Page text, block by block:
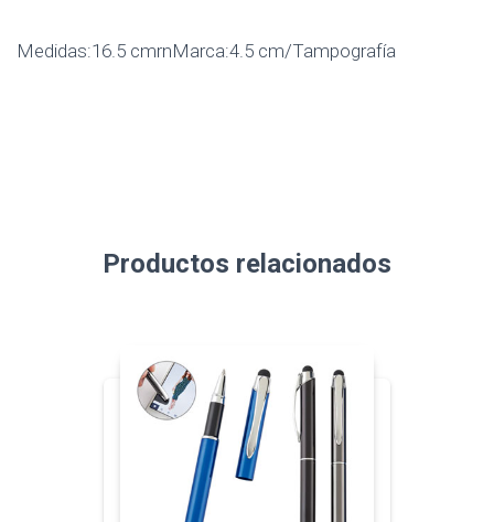
Medidas:16.5 cmrnMarca:4.5 cm/Tampografía
Productos relacionados